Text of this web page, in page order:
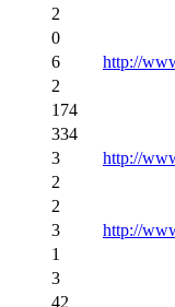
2
0
6 http://
2
174
334
3 http://
2
2
3 http://
1
3
42